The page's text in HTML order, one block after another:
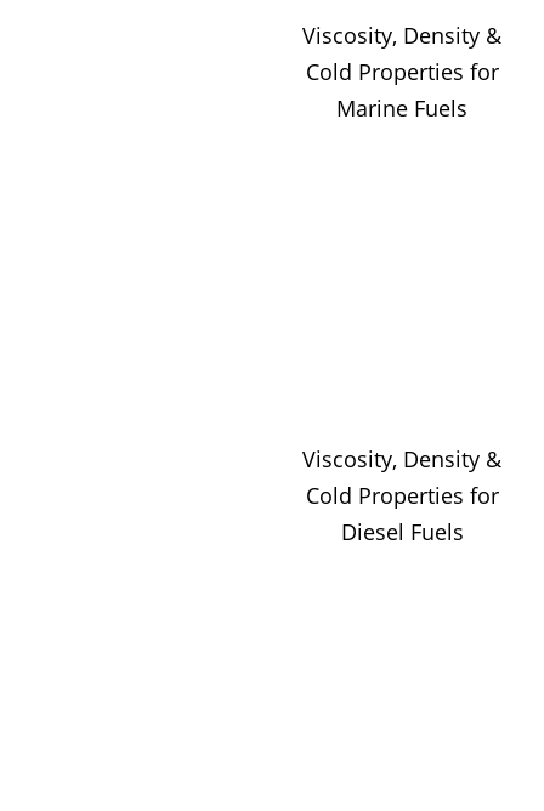
Viscosity, Density &
Cold Properties for
Marine Fuels
Viscosity, Density &
Cold Properties for
Diesel Fuels